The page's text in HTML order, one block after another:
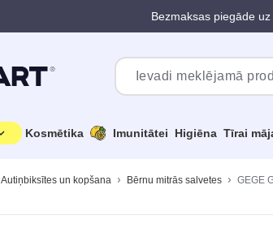
Bezmaksas piegāde
Kosmētika Imunitātei Higiēna Tīrai
Autiņbiksītes un kopšana Bērnu mitrās salvetes GEGE